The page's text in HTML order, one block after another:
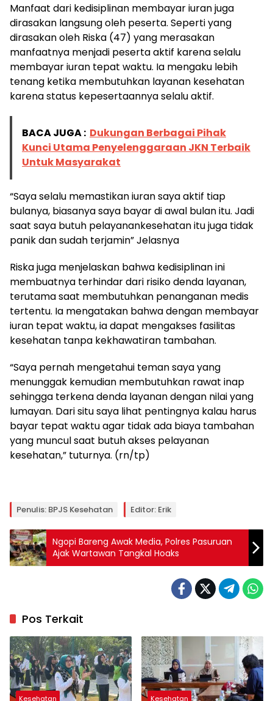
Manfaat dari kedisiplinan membayar iuran juga
dirasakan langsung oleh peserta. Seperti yang
dirasakan oleh Riska (47) yang merasakan
manfaatnya menjadi peserta aktif karena selalu
membayar iuran tepat waktu. Ia mengaku lebih
tenang ketika membutuhkan layanan kesehatan
karena status kepesertaannya selalu aktif.
BACA JUGA : Dukungan Berbagai Pihak
Kunci Utama Penyelenggaraan JKN Terbaik
Untuk Masyarakat
“Saya selalu memastikan iuran saya aktif tiap
bulanya, biasanya saya bayar di awal bulan itu. Jadi
saat saya butuh pelayanankesehatan itu juga tidak
panik dan sudah terjamin” Jelasnya
Riska juga menjelaskan bahwa kedisiplinan ini
membuatnya terhindar dari risiko denda layanan,
terutama saat membutuhkan penanganan medis
tertentu. Ia mengatakan bahwa dengan membayar
iuran tepat waktu, ia dapat mengakses fasilitas
kesehatan tanpa kekhawatiran tambahan.
“Saya pernah mengetahui teman saya yang
menunggak kemudian membutuhkan rawat inap
sehingga terkena denda layanan dengan nilai yang
lumayan. Dari situ saya lihat pentingnya kalau harus
bayar tepat waktu agar tidak ada biaya tambahan
yang muncul saat butuh akses pelayanan
kesehatan,” tuturnya. (rn/tp)
Penulis: BPJS Kesehatan Editor: Erik
Ngopi Bareng Awak Media, Polres Pasuruan
Ajak Wartawan Tangkal Hoaks
Pos Terkait
Kesehatan Kesehatan